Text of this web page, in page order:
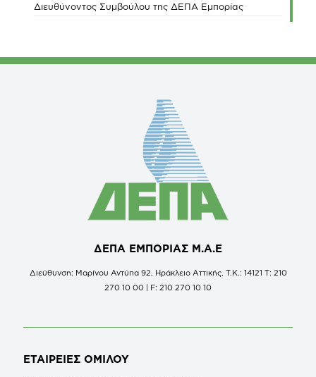
Διευθύνοντος Συμβούλου της ΔΕΠΑ Εμπορίας
ΔΕΠΑ ΕΜΠΟΡΙΑΣ Μ.Α.Ε
Διεύθυνση: Μαρίνου Αντύπα 92, Ηράκλειο Αττικής, Τ.Κ.: 14121 Τ: 210
270 10 00 | F: 210 270 10 10
ΕΤΑΙΡΕΙΕΣ ΟΜΙΛΟΥ